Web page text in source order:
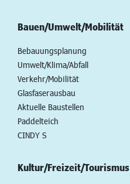
Bauen/Umwelt/Mobilität
Bebauungsplanung
Umwelt/Klima/Abfall
Verkehr/Mobilität
Glasfaserausbau
Aktuelle Baustellen
Paddelteich
CINDY S
Kultur/Freizeit/Tourismus